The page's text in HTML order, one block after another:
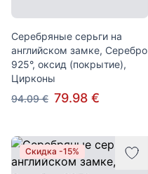
Серебряные серьги на
английском замке, Серебро
925°, оксид (покрытие),
Цирконы
94.09 € 79.98 €
Скидка -15%